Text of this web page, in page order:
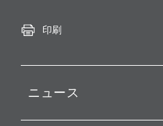
印刷
ニュース